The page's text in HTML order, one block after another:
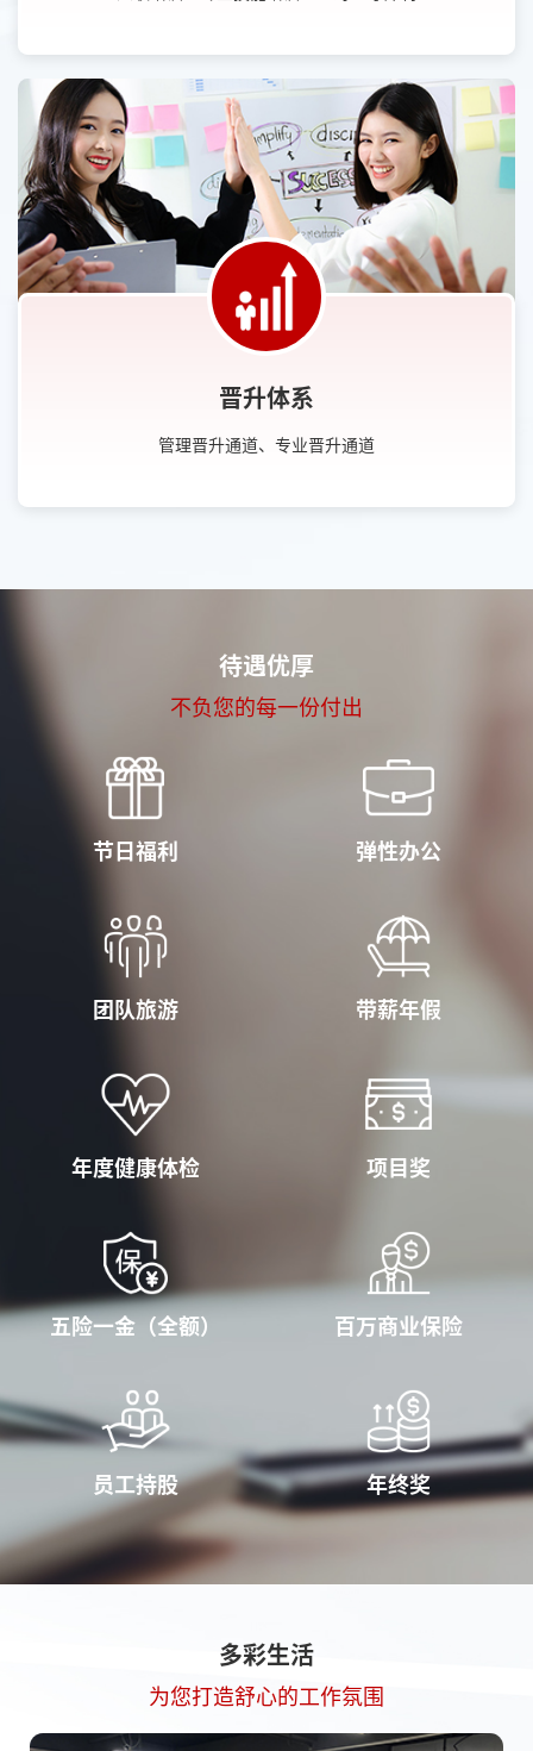
晋升体系
管理晋升通道、专业晋升通道
待遇优厚
不负您的每一份付出
节日福利 弹性办公
团队旅游 带薪年假
年度健康体检 项目奖
五险一金（全额） 百万商业保险
员工持股 年终奖
多彩生活
为您打造舒心的工作氛围